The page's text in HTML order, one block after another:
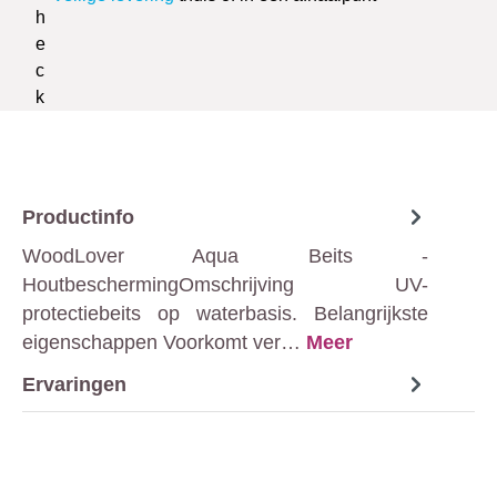
Productinfo
WoodLover Aqua Beits -
HoutbeschermingOmschrijving UV-
protectiebeits op waterbasis. Belangrijkste
eigenschappen Voorkomt ver… Meer
Ervaringen